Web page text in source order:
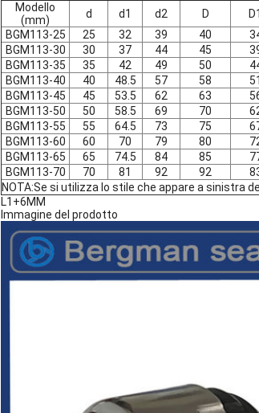
Modello
(mm)
d d1 d2 D D1
BGM113-25
25 32 39 40
BGM113-30
30 37 44 45
BGM113-35
35 42 49 50
BGM113-40
40 48.5 57 58 51
BGM113-45
45 53.5 62 63
BGM113-50
50 58.5 69 70
BGM113-55
55 64.5 73 75
BGM113-60
60 70 79 80
BGM113-65
65 74.5 84 85
BGM113-70
70 81 92 92
NOTA:Se si utilizza lo stile che appare a sinistra
L1+6MM
Immagine del prodotto